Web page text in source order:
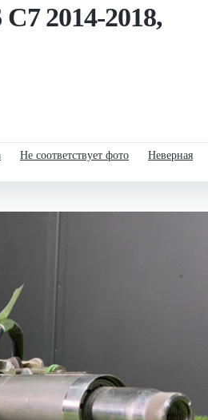
2014-2018,
Не соответствует фото
Неверная